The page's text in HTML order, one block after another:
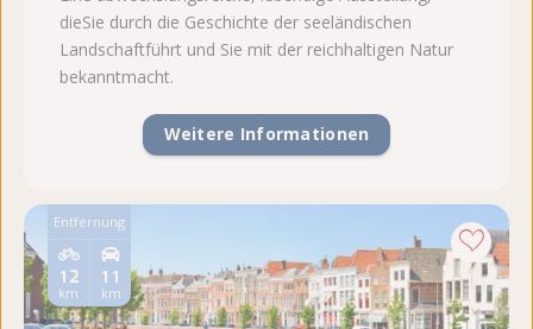
Entfernung
11
km
12
km
dieSie durch die Geschichte der seeländischen
Landschaftführt und Sie mit der reichhaltigen Natur
bekanntmacht.
Weitere Informationen